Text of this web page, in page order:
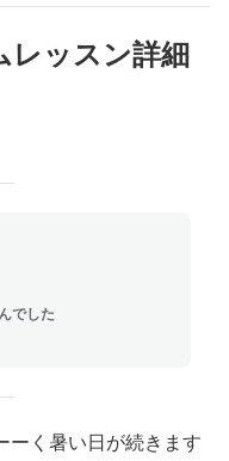
レッスン詳細
でした
ーく暑い日が続きます